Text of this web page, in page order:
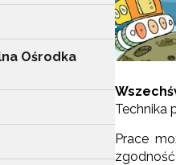
Ośrodka
Technika
Prace